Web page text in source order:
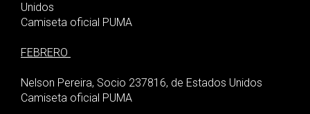
Unidos
Camiseta oficial PUMA
FEBRERO
Nelson Pereira, Socio 237816, de Estados Unidos
Camiseta oficial PUMA